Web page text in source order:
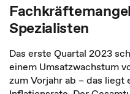
Spezialisten
Das erste Quartal 2023
einem Umsatzwachstum
zum Vorjahr ab – das